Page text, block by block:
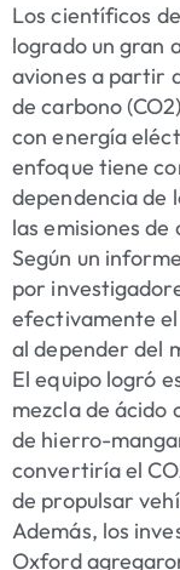
Los científicos
logrado un gran
aviones a partir
de carbono
con energía
enfoque tiene
dependencia de
las emisiones
Según un
por
efectivamente
al depender del
El equipo logró
mezcla de
de hierro-
convertiría el
de propulsar
Además, los
Oxford